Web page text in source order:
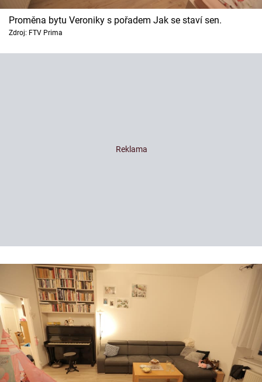
Proměna bytu Veroniky s pořadem Jak se staví sen.
Zdroj: FTV Prima